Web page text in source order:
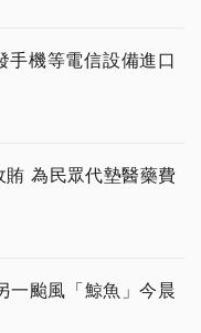
手機等電信設備進口
為民眾代墊醫藥費
一颱風「鯨魚」今晨